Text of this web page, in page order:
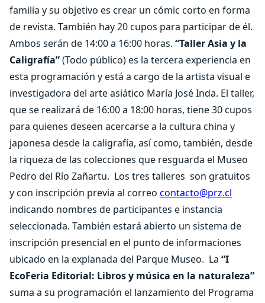
familia y su objetivo es crear un cómic corto en forma
de revista. También hay 20 cupos para participar de él.
Ambos serán de 14:00 a 16:00 horas. “Taller Asia y la
Caligrafía”(Todo público) es la tercera experiencia en
esta programación y está a cargo de la artista visual e
investigadora del arte asiático María José Inda. El taller,
que se realizará de 16:00 a 18:00 horas, tiene 30 cupos
para quienes deseen acercarse a la cultura china y
japonesa desde la caligrafía, así como, también, desde
la riqueza de las colecciones que resguarda el Museo
Pedro del Río Zañartu. Los tres talleres son gratuitos
y con inscripción previa al correo contacto@prz.cl
indicando nombres de participantes e instancia
seleccionada. También estará abierto un sistema de
inscripción presencial en el punto de informaciones
ubicado en la explanada del Parque Museo. La “I
EcoFeria Editorial: Libros y música en la naturaleza”
suma a su programación el lanzamiento del Programa